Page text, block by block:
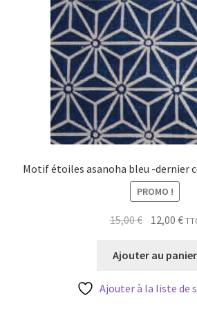
Motif étoiles asanoha bleu -dernier
PROMO !
15,00€ Le
initial
15,00 €.
12,00€Le
Ajouter au panier
Ajouter à la liste de